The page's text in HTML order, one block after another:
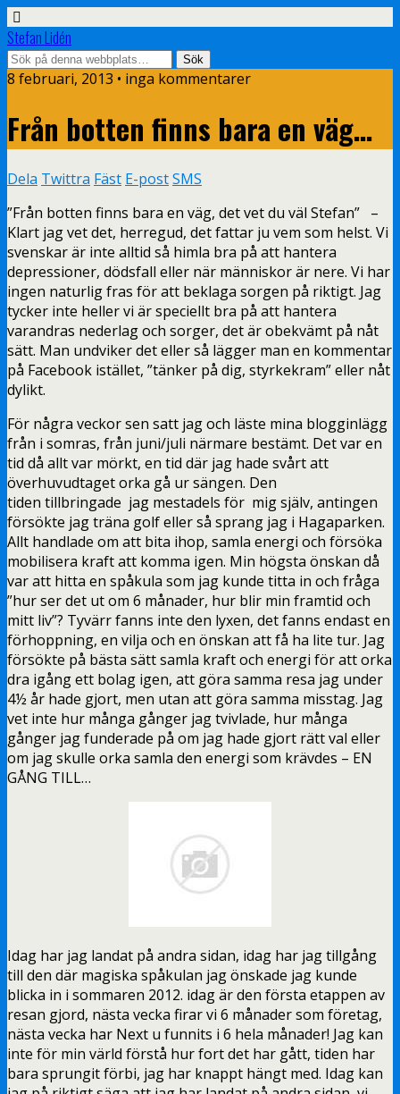
Stefan Lidén
8 februari, 2013 • inga kommentarer
Från botten finns bara en väg…
Dela Twittra Fäst E-postSMS
”Från botten finns bara en väg, det vet du väl Stefan” –
Klart jag vet det, herregud, det fattar ju vem som helst. Vi
svenskar är inte alltid så himla bra på att hantera
depressioner, dödsfall eller när människor är nere. Vi har
ingen naturlig fras för att beklaga sorgen på riktigt. Jag
tycker inte heller vi är speciellt bra på att hantera
varandras nederlag och sorger, det är obekvämt på nåt
sätt. Man undviker det eller så lägger man en kommentar
på Facebook istället, ”tänker på dig, styrkekram” eller nåt
dylikt.
För några veckor sen satt jag och läste mina blogginlägg
från i somras, från juni/juli närmare bestämt. Det var en
tid då allt var mörkt, en tid där jag hade svårt att
överhuvudtaget orka gå ur sängen. Den
tiden tillbringade jag mestadels för mig själv, antingen
försökte jag träna golf eller så sprang jag i Hagaparken.
Allt handlade om att bita ihop, samla energi och försöka
mobilisera kraft att komma igen. Min högsta önskan då
var att hitta en spåkula som jag kunde titta in och fråga
”hur ser det ut om 6 månader, hur blir min framtid och
mitt liv”? Tyvärr fanns inte den lyxen, det fanns endast en
förhoppning, en vilja och en önskan att få ha lite tur. Jag
försökte på bästa sätt samla kraft och energi för att orka
dra igång ett bolag igen, att göra samma resa jag under
4½ år hade gjort, men utan att göra samma misstag. Jag
vet inte hur många gånger jag tvivlade, hur många
gånger jag funderade på om jag hade gjort rätt val eller
om jag skulle orka samla den energi som krävdes – EN
GÅNG TILL…
Idag har jag landat på andra sidan, idag har jag tillgång
till den där magiska spåkulan jag önskade jag kunde
blicka in i sommaren 2012. idag är den första etappen av
resan gjord, nästa vecka firar vi 6 månader som företag,
nästa vecka har Next u funnits i 6 hela månader! Jag kan
inte för min värld förstå hur fort det har gått, tiden har
bara sprungit förbi, jag har knappt hängt med. Idag kan